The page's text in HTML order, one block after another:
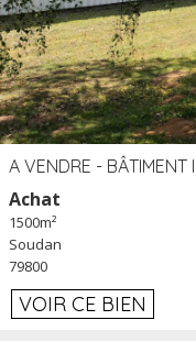
Achat
1500m²
Soudan
79800
VOIR CE BIEN